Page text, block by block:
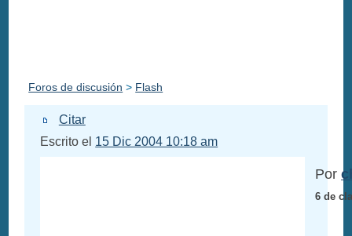
Foros de discusión > Flash
Citar
Escrito el 15 Dic 2004 10:18 am
Por
6 de